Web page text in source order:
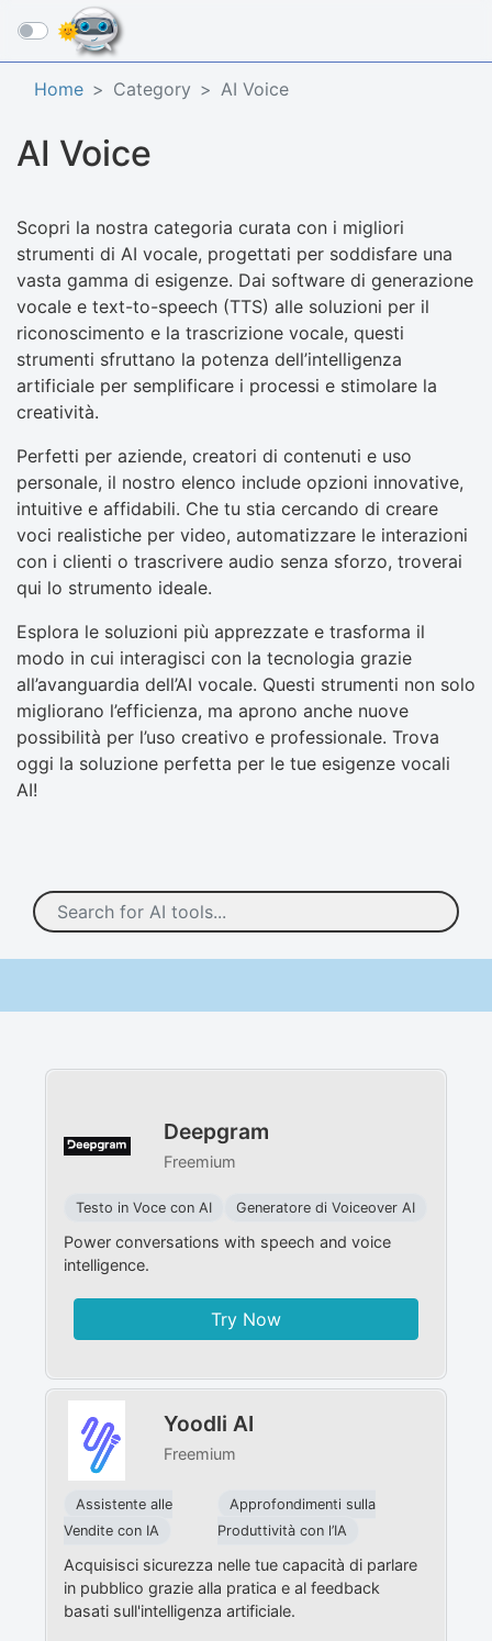
☰
Home Category AI Voice
AI Voice
Scopri la nostra categoria curata con i migliori
strumenti di AI vocale, progettati per soddisfare una
vasta gamma di esigenze. Dai software di generazione
vocale e text-to-speech (TTS) alle soluzioni per il
riconoscimento e la trascrizione vocale, questi
strumenti sfruttano la potenza dell’intelligenza
artificiale per semplificare i processi e stimolare la
creatività.
Perfetti per aziende, creatori di contenuti e uso
personale, il nostro elenco include opzioni innovative,
intuitive e affidabili. Che tu stia cercando di creare
voci realistiche per video, automatizzare le interazioni
con i clienti o trascrivere audio senza sforzo, troverai
qui lo strumento ideale.
Esplora le soluzioni più apprezzate e trasforma il
modo in cui interagisci con la tecnologia grazie
all’avanguardia dell’AI vocale. Questi strumenti non solo
migliorano l’efficienza, ma aprono anche nuove
possibilità per l’uso creativo e professionale. Trova
oggi la soluzione perfetta per le tue esigenze vocali
AI!
Deepgram
Freemium
Testo in Voce con AI Generatore di Voiceover AI
Power conversations with speech and voice
intelligence.
Try Now
Yoodli AI
Freemium
Assistente alle
Vendite con IA
Approfondimenti sulla
Produttività con l’IA
Acquisisci sicurezza nelle tue capacità di parlare
in pubblico grazie alla pratica e al feedback
basati sull'intelligenza artificiale.